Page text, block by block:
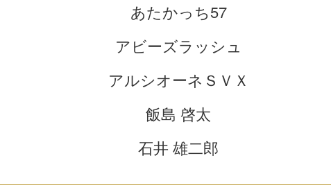
あたかっち57
アビーズラッシュ
アルシオーネＳＶＸ
飯島 啓太
石井 雄二郎